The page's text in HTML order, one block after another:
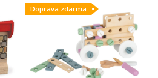
Doprava zdarma